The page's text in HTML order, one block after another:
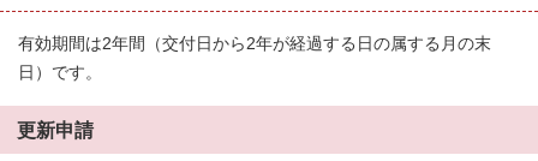
有効期間は2年間（交付日から2年が経過する日の属する月の末
日）です。
更新申請